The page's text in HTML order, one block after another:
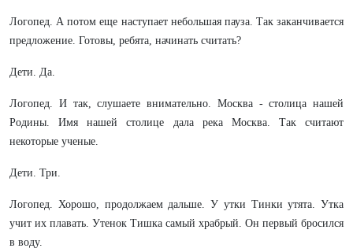
Логопед. А потом еще наступает небольшая пауза. Так заканчивается
предложение. Готовы, ребята, начинать считать?
Дети. Да.
Логопед. И так, слушаете внимательно. Москва - столица нашей
Родины. Имя нашей столице дала река Москва. Так считают
некоторые ученые.
Дети. Три.
Логопед. Хорошо, продолжаем дальше. У утки Тинки утята. Утка
учит их плавать. Утенок Тишка самый храбрый. Он первый бросился
в воду.